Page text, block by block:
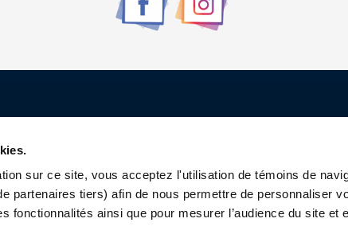
sur ce site, vous acceptez l'utilisation de témoins de
partenaires tiers) afin de nous permettre de personnaliser
fonctionnalités ainsi que pour mesurer l’audience du site et
Qui sommes-nous ?
Contactez-nous